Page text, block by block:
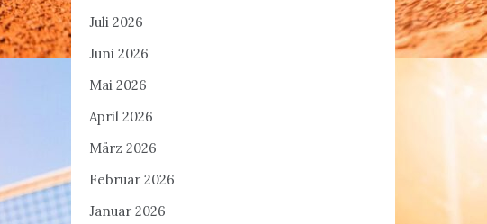
Juli 2026
Juni 2026
Mai 2026
April 2026
März 2026
Februar 2026
Januar 2026